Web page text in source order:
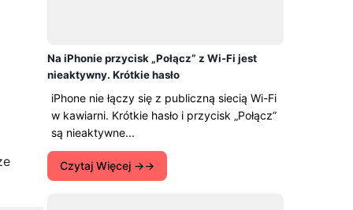
Na iPhonie przycisk „Połącz” z Wi-Fi jest
nieaktywny. Krótkie hasło
iPhone nie łączy się z publiczną siecią Wi-Fi
w kawiarni. Krótkie hasło i przycisk „Połącz”
są nieaktywne...
Czytaj Więcej →